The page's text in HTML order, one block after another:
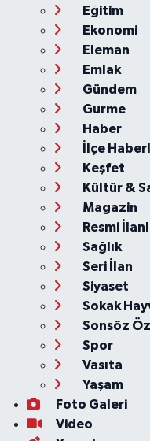
Eğitim
Ekonomi
Eleman
Emlak
Gündem
Gurme
Haber
İlçe
Keşfet
Kültür &
Magazin
Resmi
Sağlık
Seri İlan
Siyaset
Sokak
Sonsöz
Spor
Vasıta
Yaşam
Foto Galeri
Video